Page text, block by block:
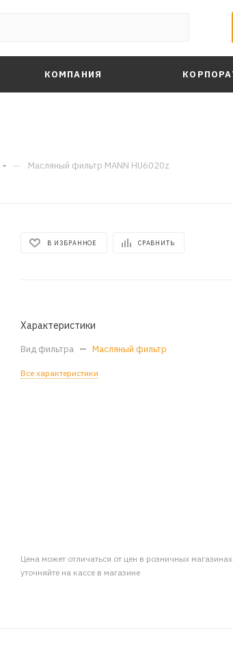
КОМПАНИЯ
— Масляный фильтр MANN HU6020z
В ИЗБРАННОЕ СРАВНИТЬ
Характеристики
Вид фильтра — Масляный фильтр
Все характеристики
Цена может отличаться от цен в розничных
уточняйте на кассе в магазине